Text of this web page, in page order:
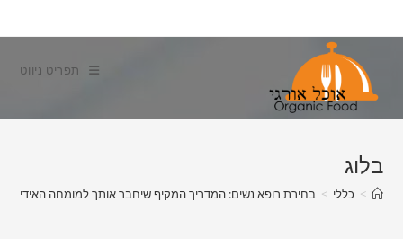
to
תפריט ניווט
בלוג
> כללי > בחירת רופא נשים: המדריך המקיף שיחבר אותך למומחה האידיאלי!